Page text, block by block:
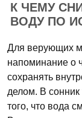
К ЧЕМУ
ВОДУ ПО
Для верующих
напоминание о
сохранять
делом. В сонник
того, что вода